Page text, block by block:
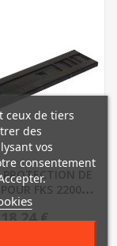
DE
FKS 2200
G4 ET PKS...
18,24 €
ceux de tiers
des
vos
consentement